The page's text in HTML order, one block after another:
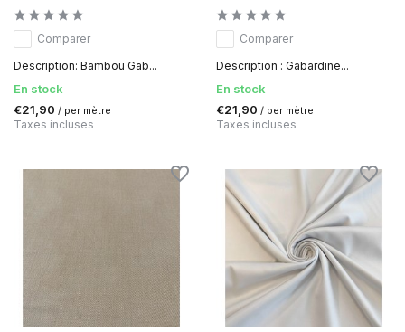
Comparer
Description: Bambou Gab...
En stock
€21,90 / per mètre
Taxes incluses
Comparer
Description : Gabardine...
En stock
€21,90 / per mètre
Taxes incluses